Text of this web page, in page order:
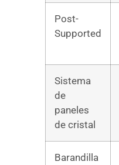
Post-
Supported
Sistema
de
paneles
de cristal
Barandilla